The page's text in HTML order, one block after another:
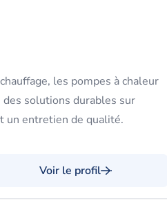
les pompes à chaleur
des solutions durables sur
un entretien de qualité.
Voir le profil